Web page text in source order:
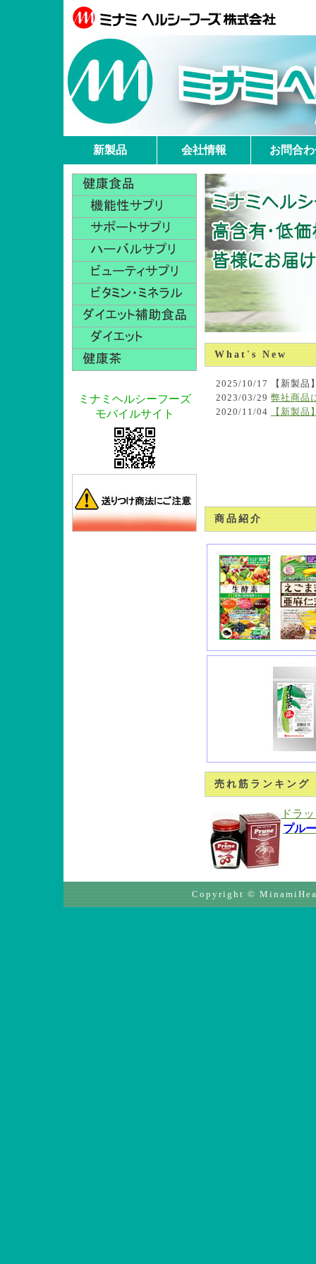
新製品 会社情報 お問合
ミナミヘルシーフーズ
モバイルサイト
What's New
2025/10/17 【新製品
2023/03/29 弊社商品
2020/11/04
【新製
商品紹介
売れ筋ランキング
ドラ
プル
Copyright ©